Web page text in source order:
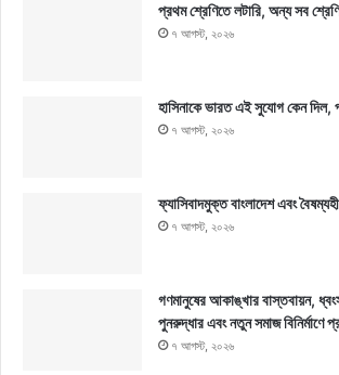
প্রথম শ্রেণিতে লটারি, অন্য সব
৭ আগস্ট, ২০২৬
হাসিনাকে ভারত এই সুযোগ কেন দিল,
৭ আগস্ট, ২০২৬
ফ্যাসিবাদমুক্ত বাংলাদেশ এবং
৭ আগস্ট, ২০২৬
গণমানুষের আকাঙ্খার বাস্তবায়ন,
পুনরুদ্ধার এবং নতুন সমাজ বিনির্মাণে
৭ আগস্ট, ২০২৬